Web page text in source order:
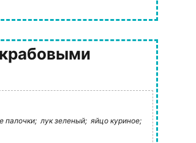
палочки; лук зеленый; яйцо куриное;